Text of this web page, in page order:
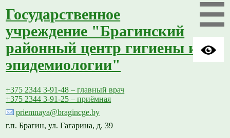
Государственное
учреждение "Брагинский
районный центр гигиены и
эпидемиологии"
+375 2344 3-91-48 – главный врач
+375 2344 3-91-25 – приёмная
priemnaya@bragincge.by
г.п. Брагин, ул. Гагарина, д. 39